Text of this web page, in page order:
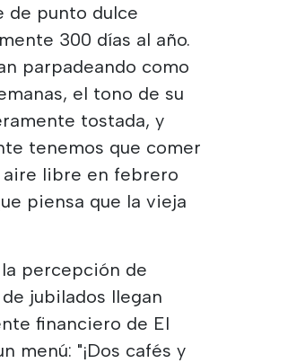
de punto dulce
300 días al año.
parpadeando como
el tono de su
tostada, y
tenemos que comer
aire libre en febrero
piensa que la vieja
percepción de
jubilados llegan
financiero de El
menú: "¡Dos cafés y